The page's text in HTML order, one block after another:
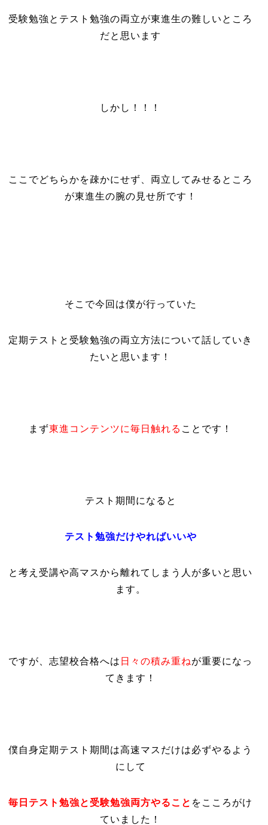
受験勉強とテスト勉強の両立が東進生の難しいところ
だと思います
しかし！！！
ここでどちらかを疎かにせず、両立してみせるところ
が東進生の腕の見せ所です！
そこで今回は僕が行っていた
定期テストと受験勉強の両立方法について話していき
たいと思います！
まず東進コンテンツに毎日触れる ことです！
テスト期間になると
テスト勉強だけやればいいや
と考え 受講や高マスから離れてしまう人が多いと思い
ます。
ですが、志望校合格へは 日々の積み重ねが重要になっ
てきます！
僕自身定期テスト期間は高速マスだけは必ずやるよう
にして
毎日テスト勉強と受験勉強両方やること をこころがけ
ていました！